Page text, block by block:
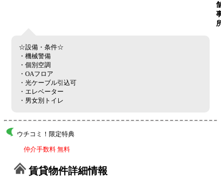
☆設備・条件☆
・機械警備
・個別空調
・OAフロア
・光ケーブル引込可
・エレベーター
・男女別トイレ
ウチコミ！限定特典
仲介手数料 無料
賃貸物件詳細情報